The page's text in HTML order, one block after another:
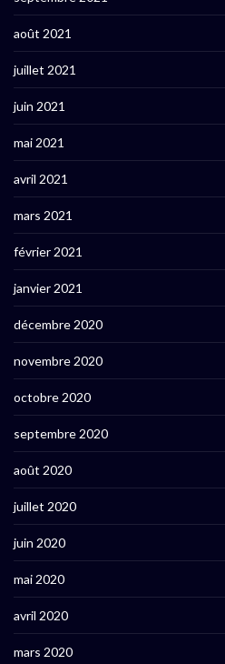
août 2021
juillet 2021
juin 2021
mai 2021
avril 2021
mars 2021
février 2021
janvier 2021
décembre 2020
novembre 2020
octobre 2020
septembre 2020
août 2020
juillet 2020
juin 2020
mai 2020
avril 2020
mars 2020